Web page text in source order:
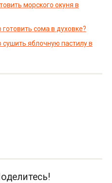
морского окуня в
сома в духовке?
яблочную пастилу в